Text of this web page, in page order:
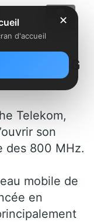
réseau 4G
Telekom,
son
des 800 MHz.
mobile de
en
✕
d'accueil